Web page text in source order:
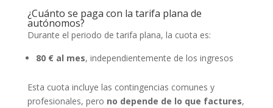
¿Cuánto se paga con la tarifa plana de
autónomos?
Durante el periodo de tarifa plana, la cuota es:
80 € al mes, independientemente de los ingresos
Esta cuota incluye las contingencias comunes y
profesionales, pero no depende de lo que factures,